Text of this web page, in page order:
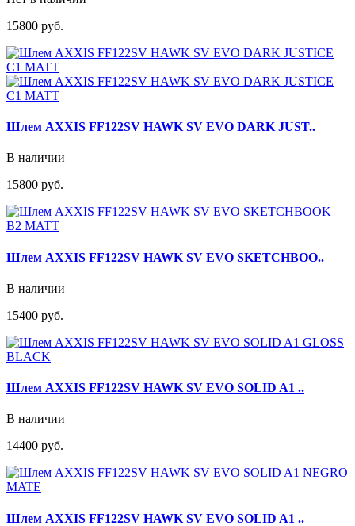
15800 руб.
Шлем AXXIS FF122SV HAWK SV EVO DARK JUST..
В наличии
15800 руб.
Шлем AXXIS FF122SV HAWK SV EVO SKETCHBOO..
В наличии
15400 руб.
Шлем AXXIS FF122SV HAWK SV EVO SOLID A1 ..
В наличии
14400 руб.
Шлем AXXIS FF122SV HAWK SV EVO SOLID A1 ..